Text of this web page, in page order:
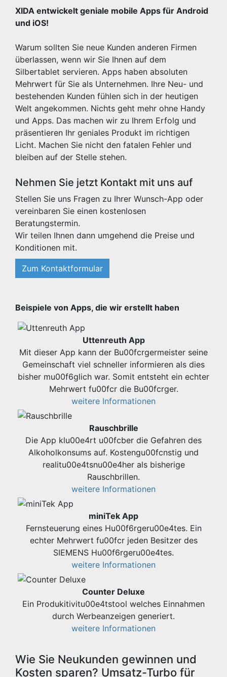
XIDA entwickelt geniale mobile Apps für Android
und iOS!
Warum sollten Sie neue Kunden anderen Firmen
überlassen, wenn wir Sie Ihnen auf dem
Silbertablet servieren. Apps haben absoluten
Mehrwert für Sie als Unternehmen. Ihre Neu- und
bestehenden Kunden fühlen sich in der heutigen
Welt angekommen. Nichts geht mehr ohne Handy
und Apps. Das machen wir zu Ihrem Erfolg und
präsentieren Ihr geniales Produkt im richtigen
Licht. Machen Sie nicht den fatalen Fehler und
bleiben auf der Stelle stehen.
Nehmen Sie jetzt Kontakt mit uns auf
Stellen Sie uns Fragen zu Ihrer Wunsch-App oder
vereinbaren Sie einen kostenlosen
Beratungstermin.
Wir teilen Ihnen dann umgehend die Preise und
Konditionen mit.
Zum Kontaktformular
Beispiele von Apps, die wir erstellt haben
Uttenreuth App
Mit dieser App kann der Bu00fcrgermeister seine
Gemeinschaft viel schneller informieren als dies
bisher mu00f6glich war. Somit entsteht ein echter
Mehrwert fu00fcr die Bu00fcrger.
weitere Informationen
Rauschbrille
Die App klu00e4rt u00fcber die Gefahren des
Alkoholkonsums auf. Kostengu00fcnstig und
realitu00e4tsnu00e4her als bisherige
Rauschbrillen.
weitere Informationen
miniTek App
Fernsteuerung eines Hu00f6rgeru00e4tes. Ein
echter Mehrwert fu00fcr jeden Besitzer des
SIEMENS Hu00f6rgeru00e4tes.
weitere Informationen
Counter Deluxe
Ein Produkitivitu00e4tstool welches Einnahmen
durch Werbeanzeigen generiert.
weitere Informationen
Wie Sie Neukunden gewinnen und
Kosten sparen? Umsatz-Turbo für